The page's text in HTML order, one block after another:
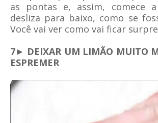
as pontas e, assim, comece
desliza para baixo, como se
Você vai ver como vai ficar
7► DEIXAR UM LIMÃO MUITO
ESPREMER